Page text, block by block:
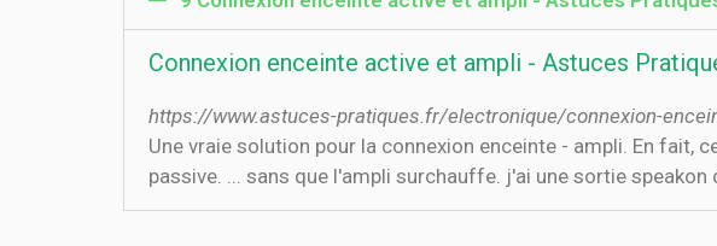
Connexion enceinte active et ampli - Astuces
https://www.astuces-pratiques.fr/electronique/connexion-
Une vraie solution pour la connexion enceinte - ampli. En fait,
passive. ... sans que l'ampli surchauffe. j'ai une sortie